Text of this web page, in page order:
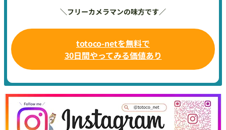
＼フリーカメラマンの味方です／
totoco-netを無料で
30日間やってみる価値あり